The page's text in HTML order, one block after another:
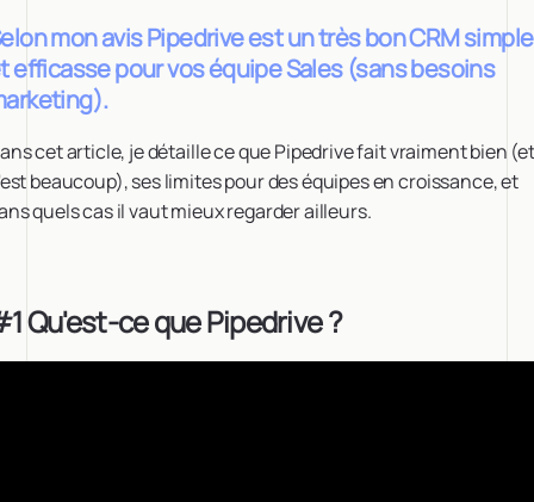
mon avis Pipedrive est un très bon CRM simple
efficasse pour vos équipe Sales (sans besoins
cet article, je détaille ce que Pipedrive fait vraiment bien (et
beaucoup), ses limites pour des équipes en croissance, et
quels cas il vaut mieux regarder ailleurs.
Qu'est-ce que Pipedrive ?